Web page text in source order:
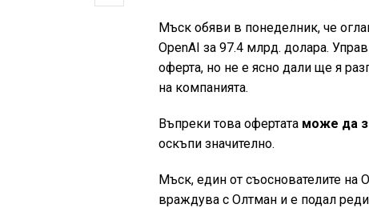
Мъск обяви в понеделник, че
OpenAI за 97.4 млрд. долара.
оферта, но не е ясно дали ще я
на компанията.
Въпреки това офертата може да
оскъпи значително.
Мъск, един от съоснователите на
враждува с Олтман и е подал